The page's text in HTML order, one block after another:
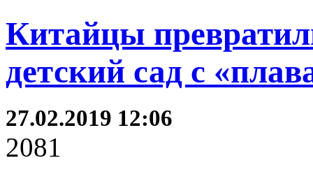
Китайцы
детский сад с
27.02.2019 12:06
2081